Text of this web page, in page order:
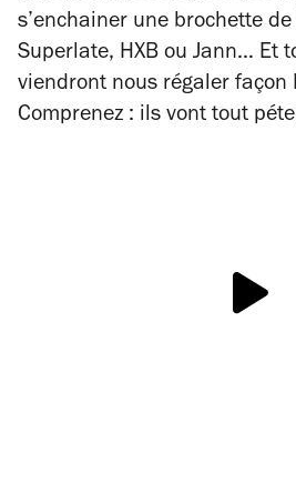
s’enchainer une brochette
Superlate, HXB ou Jann… Et
viendront nous régaler façon
Comprenez : ils vont tout